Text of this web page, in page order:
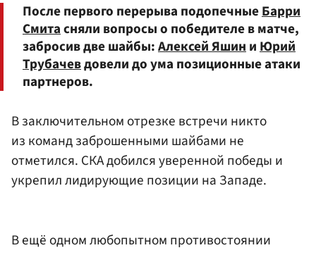
После первого перерыва подопечныеБарри
Смитасняли вопросы о победителе в матче,
забросив две шайбы:Алексей ЯшиниЮрий
Трубачевдовели до ума позиционные атаки
партнеров.
В заключительном отрезке встречи никто
из команд заброшенными шайбами не
отметился. СКА добился уверенной победы и
укрепил лидирующие позиции на Западе.
В ещё одном любопытном противостоянии